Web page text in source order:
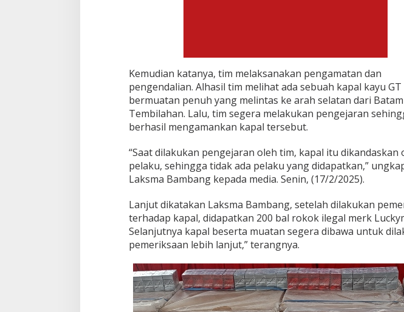
Kemudian katanya, tim melaksanakan pengamatan dan
pengendalian. Alhasil tim melihat ada sebuah kapal kayu GT
bermuatan penuh yang melintas ke arah selatan dari
Tembilahan. Lalu, tim segera melakukan pengejaran
berhasil mengamankan kapal tersebut.
“Saat dilakukan pengejaran oleh tim, kapal itu dikandaskan
pelaku, sehingga tidak ada pelaku yang didapatkan,”
Laksma Bambang kepada media. Senin, (17/2/2025).
Lanjut dikatakan Laksma Bambang, setelah dilakukan
terhadap kapal, didapatkan 200 bal rokok ilegal merk
Selanjutnya kapal beserta muatan segera dibawa untuk
pemeriksaan lebih lanjut,” terangnya.